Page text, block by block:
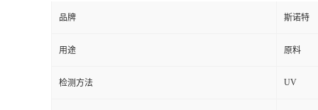
品牌 斯诺特
用途 原料
检测方法 UV